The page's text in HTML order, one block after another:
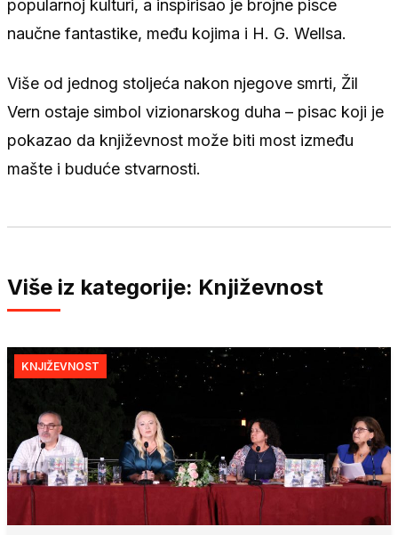
popularnoj kulturi, a inspirisao je brojne pisce
naučne fantastike, među kojima i H. G. Wellsa.
Više od jednog stoljeća nakon njegove smrti, Žil
Vern ostaje simbol vizionarskog duha – pisac koji je
pokazao da književnost može biti most između
mašte i buduće stvarnosti.
Više iz kategorije: Književnost
KNJIŽEVNOST